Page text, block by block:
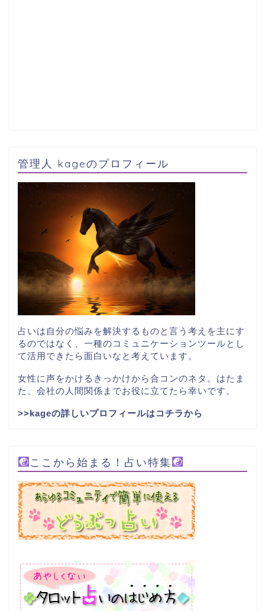
管理人 kageのプロフィール
占いは自分の悩みを解決するものと言う考えを主にす
るのではなく、一種のコミュニケーションツールとし
て活用できたら面白いなと考えています。
女性に声をかけるきっかけから合コンのネタ。はたま
た、会社の人間関係までお役に立てたら幸いです。
>>kageの詳しいプロフィールはコチラから
ここから始まる！占い特集